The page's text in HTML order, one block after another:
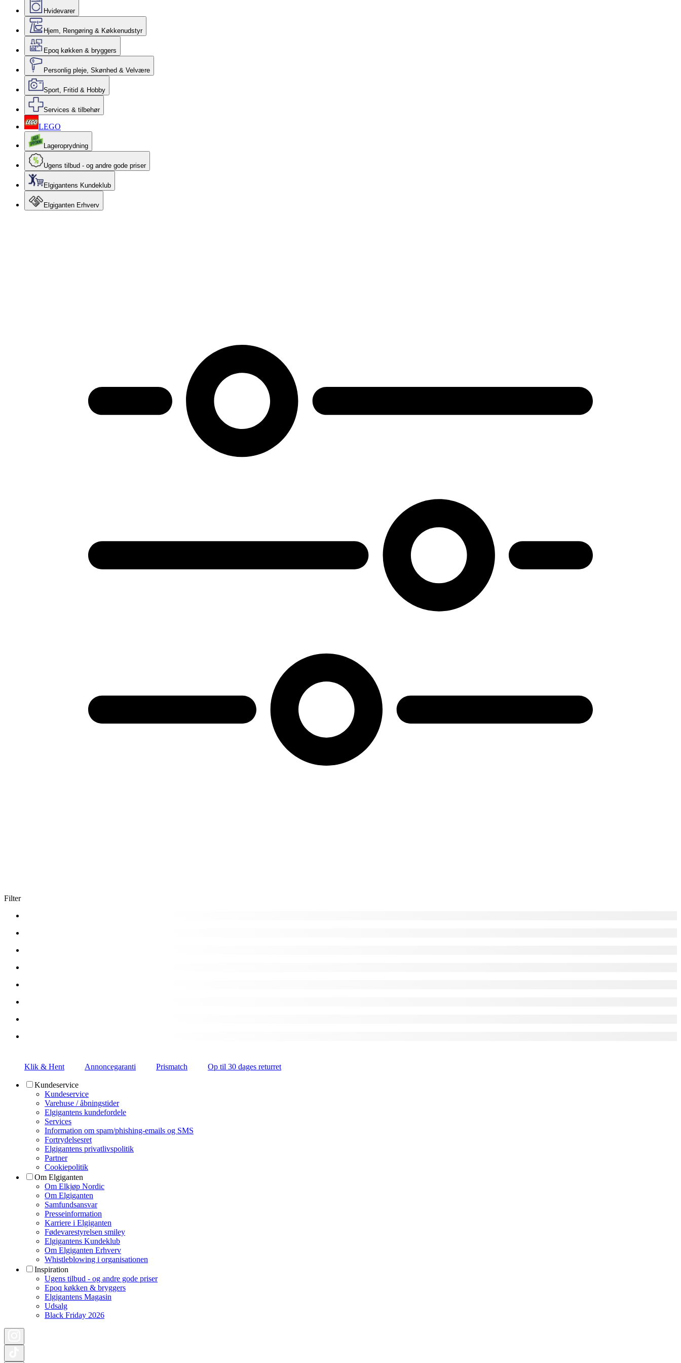
Hvidevarer
Hjem, Rengøring & Køkkenudstyr
Epoq køkken & bryggers
Personlig pleje, Skønhed & Velvære
Sport, Fritid & Hobby
Services & tilbehør
LEGO
Lageroprydning
Ugens tilbud - og andre gode priser
Elgigantens Kundeklub
Elgiganten Erhverv
Filter
Klik & Hent Annoncegaranti Prismatch Op til 30 dages returret
Kundeservice
Kundeservice
Varehuse / åbningstider
Elgigantens kundefordele
Services
Information om spam/phishing-emails og SMS
Fortrydelsesret
Elgigantens privatlivspolitik
Partner
Cookiepolitik
Om Elgiganten
Om Elkjøp Nordic
Om Elgiganten
Samfundsansvar
Presseinformation
Karriere i Elgiganten
Fødevarestyrelsen smiley
Elgigantens Kundeklub
Om Elgiganten Erhverv
Whistleblowing i organisationen
Inspiration
Ugens tilbud - og andre gode priser
Epoq køkken & bryggers
Elgigantens Magasin
Udsalg
Black Friday 2026